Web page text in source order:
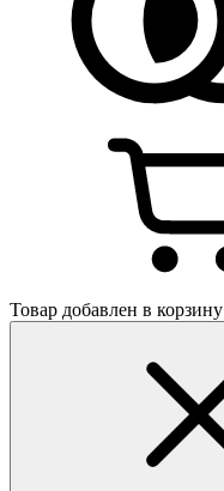
Товар добавлен в корзину